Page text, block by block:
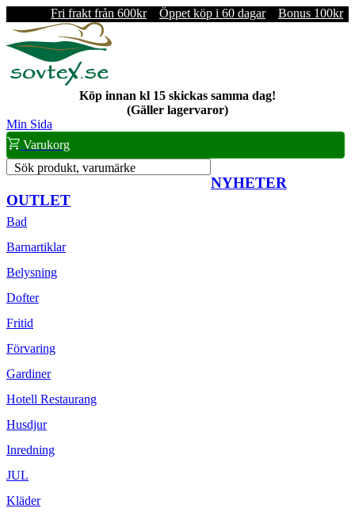
Fri frakt från 600kr Öppet köp i 60 dagar Bonus 100kr
Köp innan kl 15 skickas samma dag!
(Gäller lagervaror)
Min Sida
Varukorg
Sök produkt, varumärke
NYHETER
OUTLET
Bad
Barnartiklar
Belysning
Dofter
Fritid
Förvaring
Gardiner
Hotell Restaurang
Husdjur
Inredning
JUL
Kläder